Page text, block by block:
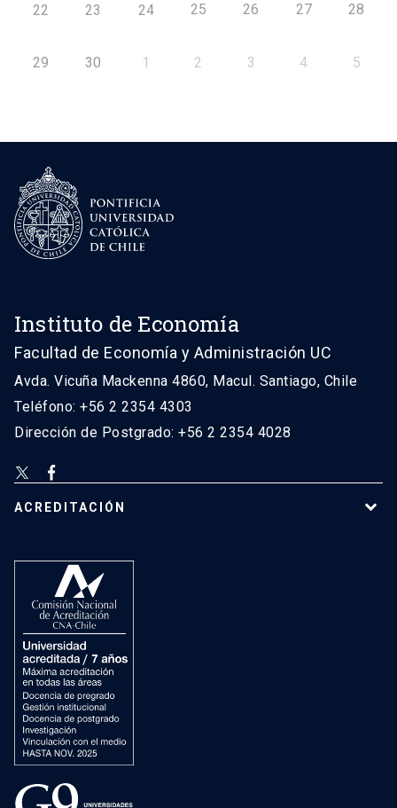
22 23 24 25 26 27 28
29 30 1 2 3 4 5
Instituto de Economía
Facultad de Economía y Administración UC
Avda. Vicuña Mackenna 4860, Macul. Santiago, Chile
Teléfono: +56 2 2354 4303
Dirección de Postgrado: +56 2 2354 4028
ACREDITACIÓN